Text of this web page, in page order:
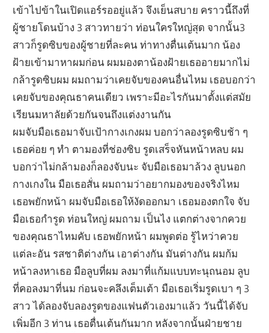
เข้าไปข้าในเปิดแอร์รออยู่แล้ว จึงเย็นสบาย คราวนี้ถึงที่
ผู้ชายโดนบ้าง 3 สาวทายว่า ท่อนใครใหญ่สุด จากนั้น3
สาวก็รูดซิบของผู้ชายที่ละคน ท่าทางตื่นเต้นมาก น้อง
ฝ้ายเข้ามาหาผมก่อน ผมมองตาน้องฝ้ายเธออายมากไม่
กล้ารูดซิบผม ผมถามว่าเคยจับของคนอื่นไหม เธอบอกว่า
เคยจับของคุณธาคนเดียว เพราะมีอะไรกันมาตั้งแต่สมัย
เรียนมหาลัยด้วยกันจนถึงแต่งงานกัน
ผมจับมือเธอมาจับเป้ากางเกงผม บอกว่าลองรูดซิบช้า ๆ
เธอค่อย ๆ ทำ ตามองที่ช่องซิบ รูดเสร็จหันหน้าหลบ ผม
บอกว่าไม่กล้ามองก็ลองจับนะ จับมือเธอมาล้วง ลูบนอก
กางเกงใน มือเธอสั่น ผมถามว่าอยากมองของจริงไหม
เธอพยักหน้า ผมจับมือเธอให้งัดออกมา เธอมองตกใจ จับ
มือเธอกำรูด ท่อนใหญ่ ผมถาม เป็นไง แตกต่างจากควย
ของคุณธาไหมคับ เธอพยักหน้า ผมพูดต่อ รู้ไหว่าควย
แต่ละอัน รสชาติต่างกัน เอาต่างกัน มันต่างกัน ผมก้ม
หน้าลงหาเธอ มือลูบที่ผม ลงมาที่แก้มแบบทะนุถนอม ลูบ
ที่คอลงมาที่นม ก่อนจะคลึงเต็มเต้า มือเธอเริ่มรูดเบา ๆ 3
สาว ได้ลองจับลองรูดของแฟนตัวเองมาแล้ว วันนี้ได้จับ
เพิ่มอีก 3 ท่าน เธอตื่นเต้นกันมาก หลังจากนั้นฝ่ายชาย